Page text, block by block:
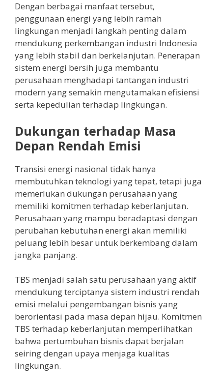
Dengan berbagai manfaat tersebut,
penggunaan energi yang lebih ramah
lingkungan menjadi langkah penting dalam
mendukung perkembangan industri Indonesia
yang lebih stabil dan berkelanjutan. Penerapan
sistem energi bersih juga membantu
perusahaan menghadapi tantangan industri
modern yang semakin mengutamakan efisiensi
serta kepedulian terhadap lingkungan.
Dukungan terhadap Masa
Depan Rendah Emisi
Transisi energi nasional tidak hanya
membutuhkan teknologi yang tepat, tetapi juga
memerlukan dukungan perusahaan yang
memiliki komitmen terhadap keberlanjutan.
Perusahaan yang mampu beradaptasi dengan
perubahan kebutuhan energi akan memiliki
peluang lebih besar untuk berkembang dalam
jangka panjang.
TBS menjadi salah satu perusahaan yang aktif
mendukung terciptanya sistem industri rendah
emisi melalui pengembangan bisnis yang
berorientasi pada masa depan hijau. Komitmen
TBS terhadap keberlanjutan memperlihatkan
bahwa pertumbuhan bisnis dapat berjalan
seiring dengan upaya menjaga kualitas
lingkungan.